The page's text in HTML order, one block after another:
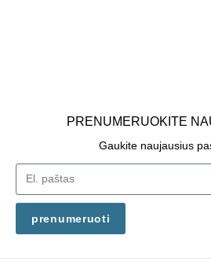
PRENUMERUOKITE
Gaukite naujausius
prenumeruoti